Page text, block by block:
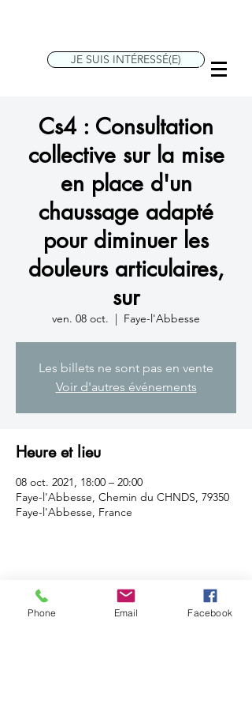
JE SUIS INTÉRESSÉ(E)
Cs4 : Consultation
collective sur la mise
en place d'un
chaussage adapté
pour diminuer les
douleurs articulaires,
sur
ven. 08 oct.
  |
Faye-l'Abbesse
Les billets ne sont pas en vente
Voir d'autres événements
Heure et lieu
08 oct. 2021, 18:00 – 20:00
Faye-l'Abbesse, Chemin du CHNDS, 79350
Faye-l'Abbesse, France
Partager cet événement
Phone Email Facebook